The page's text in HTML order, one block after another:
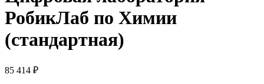
РобикЛаб по Химии
(стандартная)
85 414 ₽